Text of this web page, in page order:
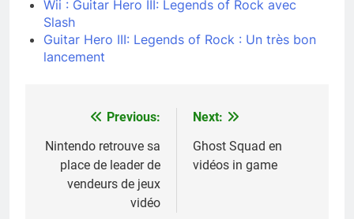
Wii : Guitar Hero III: Legends of Rock avec
Slash
Guitar Hero III: Legends of Rock : Un très bon
lancement
Navigation
de
l’article
Previous:
Nintendo retrouve sa
place de leader de
vendeurs de jeux
vidéo
Next:
Ghost Squad en
vidéos in game